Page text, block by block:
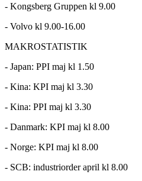
- Kongsberg Gruppen kl 9.00
- Volvo kl 9.00-16.00
MAKROSTATISTIK
- Japan: PPI maj kl 1.50
- Kina: KPI maj kl 3.30
- Kina: PPI maj kl 3.30
- Danmark: KPI maj kl 8.00
- Norge: KPI maj kl 8.00
- SCB: industriorder april kl 8.00